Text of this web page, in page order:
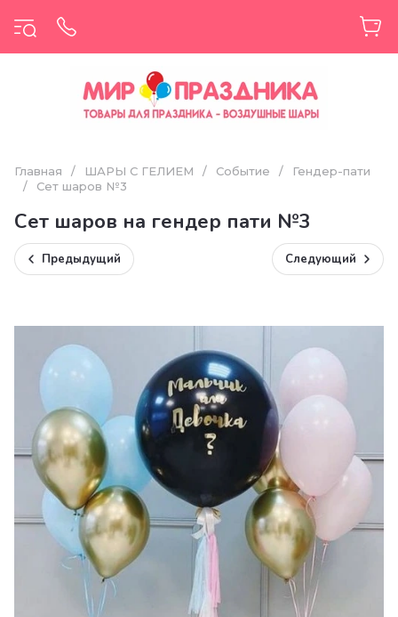
Главная / ШАРЫ С ГЕЛИЕМ / Событие /
Гендер-пати
/
Сет шаров №3
Сет шаров на гендер пати №3
Предыдущий Следующий